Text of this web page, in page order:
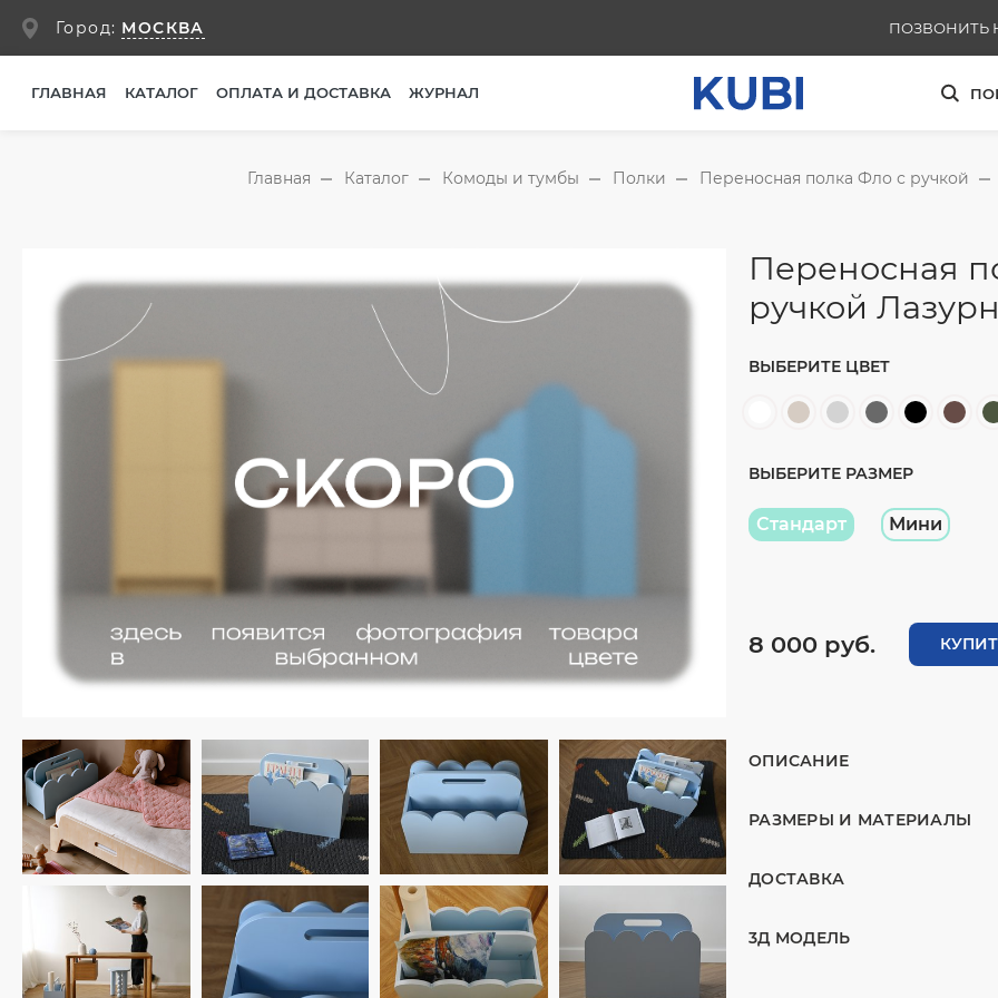
Город: МОСКВА
ПОЗВОНИТЬ
ГЛАВНАЯ КАТАЛОГ ОПЛАТА И ДОСТАВКА ЖУРНАЛ
Главная Каталог Комоды и тумбы Полки Переносная полка Фло с ручкой
Переносная
ручкой
ВЫБЕРИТЕ ЦВЕТ
ВЫБЕРИТЕ РАЗМЕР
Стандарт Мини
8 000 руб.
ОПИСАНИЕ
РАЗМЕРЫ И МАТЕРИАЛЫ
ДОСТАВКА
3Д МОДЕЛЬ